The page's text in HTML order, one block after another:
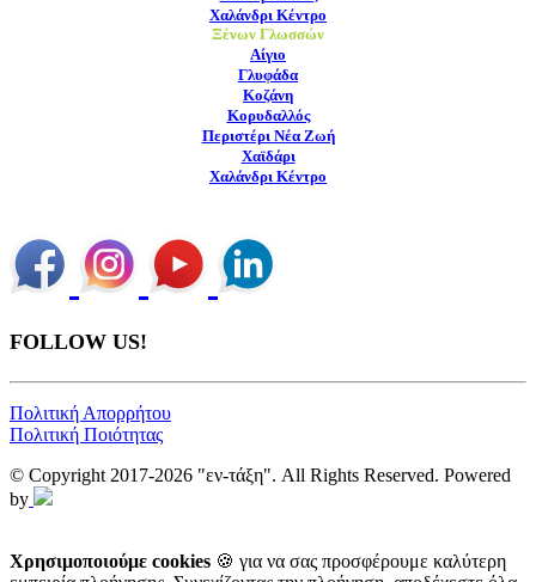
Χαλάνδρι Κέντρο
Ξένων Γλωσσών
Αίγιο
Γλυφάδα
Κοζάνη
Κορυδαλλός
Περιστέρι Νέα Ζωή
Χαϊδάρι
Χαλάνδρι Κέντρο
FOLLOW US!
Πολιτική Απορρήτου
Πολιτική Ποιότητας
© Copyright 2017-2026 "εν-τάξη". All Rights Reserved. Powered
by
Χρησιμοποιούμε cookies 🍪 για να σας προσφέρουμε καλύτερη